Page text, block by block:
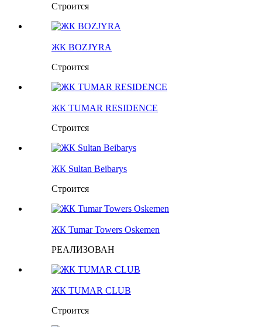
Строится
ЖК BOZJYRA
Строится
ЖК TUMAR RESIDENCE
Строится
ЖК Sultan Beibarys
Строится
ЖК Tumar Towers Oskemen
РЕАЛИЗОВАН
ЖК TUMAR CLUB
Строится